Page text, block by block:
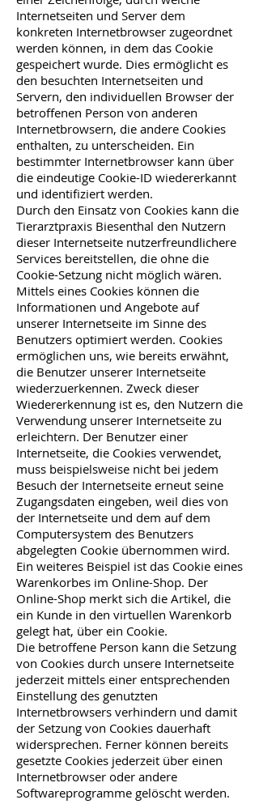
Internetseiten und Server dem
konkreten Internetbrowser zugeordnet
werden können, in dem das Cookie
gespeichert wurde. Dies ermöglicht es
den besuchten Internetseiten und
Servern, den individuellen Browser der
betroffenen Person von anderen
Internetbrowsern, die andere Cookies
enthalten, zu unterscheiden. Ein
bestimmter Internetbrowser kann über
die eindeutige Cookie-ID wiedererkannt
und identifiziert werden.
Durch den Einsatz von Cookies kann die
Tierarztpraxis Biesenthal den Nutzern
dieser Internetseite nutzerfreundlichere
Services bereitstellen, die ohne die
Cookie-Setzung nicht möglich wären.
Mittels eines Cookies können die
Informationen und Angebote auf
unserer Internetseite im Sinne des
Benutzers optimiert werden. Cookies
ermöglichen uns, wie bereits erwähnt,
die Benutzer unserer Internetseite
wiederzuerkennen. Zweck dieser
Wiedererkennung ist es, den Nutzern die
Verwendung unserer Internetseite zu
erleichtern. Der Benutzer einer
Internetseite, die Cookies verwendet,
muss beispielsweise nicht bei jedem
Besuch der Internetseite erneut seine
Zugangsdaten eingeben, weil dies von
der Internetseite und dem auf dem
Computersystem des Benutzers
abgelegten Cookie übernommen wird.
Ein weiteres Beispiel ist das Cookie eines
Warenkorbes im Online-Shop. Der
Online-Shop merkt sich die Artikel, die
ein Kunde in den virtuellen Warenkorb
gelegt hat, über ein Cookie.
Die betroffene Person kann die Setzung
von Cookies durch unsere Internetseite
jederzeit mittels einer entsprechenden
Einstellung des genutzten
Internetbrowsers verhindern und damit
der Setzung von Cookies dauerhaft
widersprechen. Ferner können bereits
gesetzte Cookies jederzeit über einen
Internetbrowser oder andere
Softwareprogramme gelöscht werden.